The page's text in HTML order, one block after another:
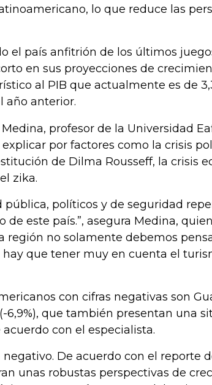
lo que reduce las
el país anfitrión de los últimos
en sus proyecciones de
al PIB que actualmente es de
año anterior.
profesor de la Universidad
por factores como la crisis
de Dilma Rousseff, la crisis
zika.
pública, políticos y de seguridad
de este país.”, asegura Medina,
región no solamente debemos
hay que tener muy en cuenta el
con cifras negativas son
6,9%), que también presentan una
con el especialista.
De acuerdo con el reporte
unas robustas perspectivas de